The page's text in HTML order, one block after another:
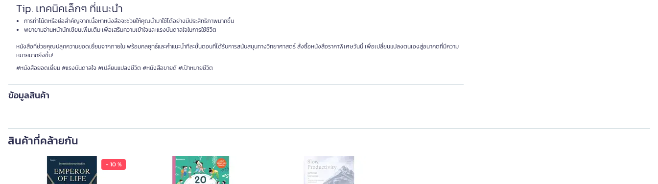
Tip. เทคนิคเล็กๆ ที่แนะนำ
การทำโน้ตหรือย่อสำคัญจากเนื้อหาหนังสือจะช่วยให้คุณนำมาใช้ได้อย่างมีประสิทธิภาพมากขึ้น
พยายามอ่านหน้านักเขียนเพิ่มเติม เพื่อเสริมความเข้าใจและแรงบันดาลใจในการใช้ชีวิต
หนังสือที่ช่วยคุณปลุกความยอดเยี่ยมจากภายใน พร้อมกลยุทธ์และคำแนะนำทีละขั้นตอนที่ได้รับการสนับสนุนทางวิทยาศาสตร์ สั่งซื้อหนังสือราคาพิเศษวันนี้ เพื่อเปลี่ยนแปลงตนเองสู่อนาคตที่มีความ
หมายมากยิ่งขึ้น!
#หนังสือยอดเยี่ยม #แรงบันดาลใจ #เปลี่ยนแปลงชีวิต #หนังสือขายดี #เป้าหมายชีวิต
ข้อมูลสินค้า
สินค้าที่คล้ายกัน
- 10 %